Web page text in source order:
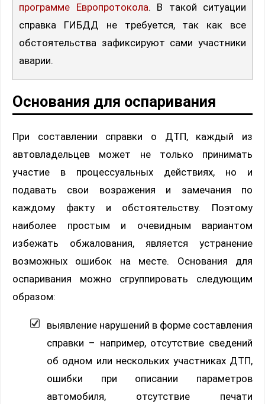
программе Европротокола. В такой ситуации
справка ГИБДД не требуется, так как все
обстоятельства зафиксируют сами участники
аварии.
Основания для оспаривания
При составлении справки о ДТП, каждый из
автовладельцев может не только принимать
участие в процессуальных действиях, но и
подавать свои возражения и замечания по
каждому факту и обстоятельству. Поэтому
наиболее простым и очевидным вариантом
избежать обжалования, является устранение
возможных ошибок на месте. Основания для
оспаривания можно сгруппировать следующим
образом:
выявление нарушений в форме составления
справки – например, отсутствие сведений
об одном или нескольких участниках ДТП,
ошибки при описании параметров
автомобиля, отсутствие печати